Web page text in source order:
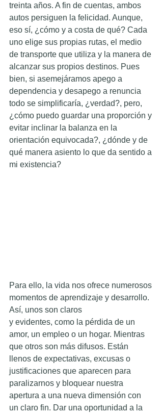
treinta años. A fin de cuentas, ambos
autos persiguen la felicidad. Aunque,
eso sí, ¿cómo y a costa de qué? Cada
uno elige sus propias rutas, el medio
de transporte que utiliza y la manera de
alcanzar sus propios destinos. Pues
bien, si asemejáramos apego a
dependencia y desapego a renuncia
todo se simplificaría, ¿verdad?, pero,
¿cómo puedo guardar una proporción y
evitar inclinar la balanza en la
orientación equivocada?, ¿dónde y de
qué manera asiento lo que da sentido a
mi existencia?
Para ello, la vida nos ofrece numerosos
momentos de aprendizaje y desarrollo.
Así, unos son claros
y evidentes, como la pérdida de un
amor, un empleo o un hogar. Mientras
que otros son más difusos. Están
llenos de expectativas, excusas o
justificaciones que aparecen para
paralizarnos y bloquear nuestra
apertura a una nueva dimensión con
un claro fin. Dar una oportunidad a la